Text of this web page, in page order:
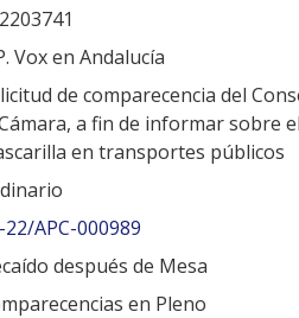
Vox en Andalucía
de comparecencia del
a fin de informar sobre
en transportes públicos
22/APC-000989
después de Mesa
en Pleno